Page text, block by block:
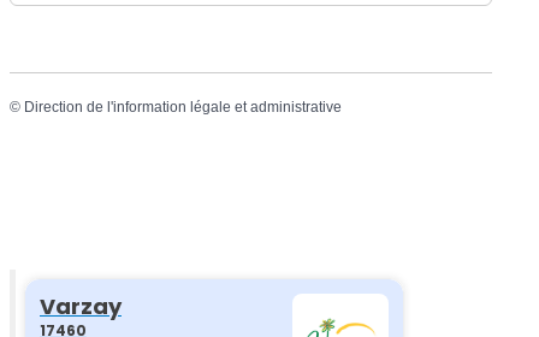
© Direction de l'information légale et administrative